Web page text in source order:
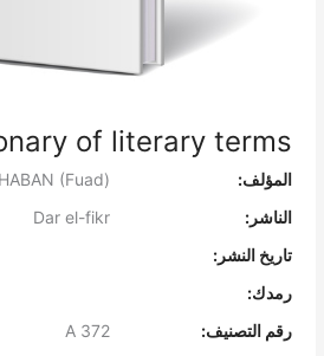
of literary terms
المؤلف:
الناشر:
Dar el-fikr
تاريخ النشر:
رمدك:
رقم التصنيف:
A 372